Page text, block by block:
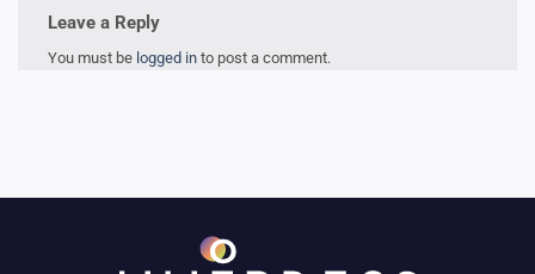
Leave a Reply
You must be logged in to post a comment.